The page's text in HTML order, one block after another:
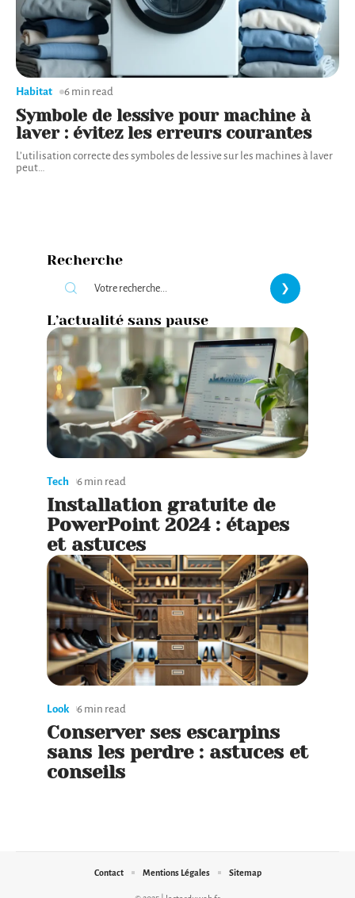
Symbole de lessive pour machine à
laver : évitez les erreurs courantes
L’utilisation correcte des symboles de lessive sur les machines à laver
peut…
Habitat 6 min read
Recherche
L’actualité sans pause
Tech 6 min read
Installation gratuite de
PowerPoint 2024 : étapes
et astuces
Look 6 min read
Conserver ses escarpins
sans les perdre : astuces et
conseils
Contact Mentions Légales Sitemap